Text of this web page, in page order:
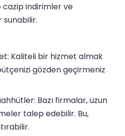
indirimler ve
Kaliteli bir hizmet almak
gözden geçirmeniz
Bazı firmalar, uzun
talep edebilir. Bu,